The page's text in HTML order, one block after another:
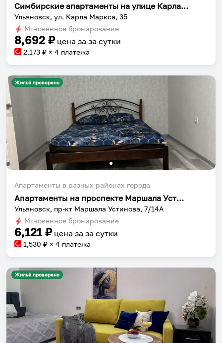
Симбирские апартаменты на улице Карла Маркса 35
Ульяновск, ул. Карла Маркса, 35
Мгновенное бронирование
8,692 ₽ цена за за сутки
2,173 ₽ × 4 платежа
Жильё проверено
Апартаменты в разных районах города
Апартаменты на проспекте Маршала Устинова 7/14А
Ульяновск, пр-кт Маршала Устинова, 7/14А
Мгновенное бронирование
6,121₽ цена за за сутки
1,530 ₽ × 4 платежа
Жильё проверено